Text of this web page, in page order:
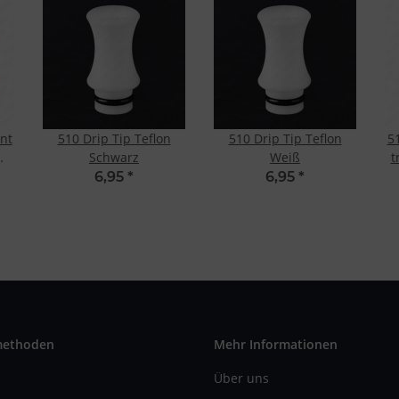
510 Drip Tip Teflon
Schwarz
6,95 *
510 Drip Tip Teflon
Weiß
6,95 *
Mehr Informationen
Über uns